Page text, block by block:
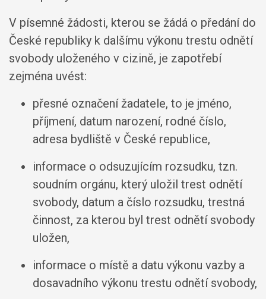
V písemné žádosti, kterou se žádá o předání do
České republiky k dalšímu výkonu trestu odnětí
svobody uloženého v cizině, je zapotřebí
zejména uvést:
přesné označení žadatele, to je jméno,
příjmení, datum narození, rodné číslo,
adresa bydliště v České republice,
informace o odsuzujícím rozsudku, tzn.
soudním orgánu, který uložil trest odnětí
svobody, datum a číslo rozsudku, trestná
činnost, za kterou byl trest odnětí svobody
uložen,
informace o místě a datu výkonu vazby a
dosavadního výkonu trestu odnětí svobody,